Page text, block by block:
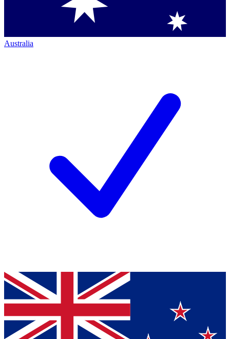
Australia